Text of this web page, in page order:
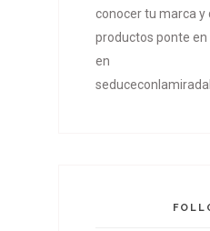
conocer tu marca y
productos ponte
en